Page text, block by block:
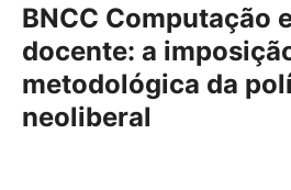
BNCC Computação
docente: a
metodológica da
neoliberal